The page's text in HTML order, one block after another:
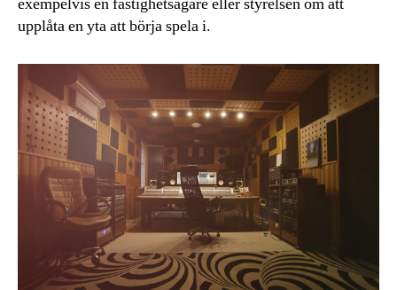
upplåta en yta att börja spela i.